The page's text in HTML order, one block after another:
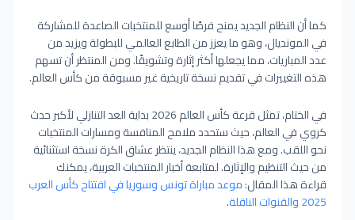
كما أن النظام الجديد يمنح فرصًا أوسع للمنتخبات الصاعدة للمشاركة
في المونديال، وهو ما يعزز من الطابع العالمي للبطولة ويزيد من
عدد المباريات، مما يجعلها أكثر إثارة وتشويقًا. ومن المنتظر أن تسهم
هذه التغييرات في تقديم نسخة تاريخية غير مسبوقة من كأس العالم.
في الختام، تمثل قرعة كأس العالم 2026 بداية العد التنازلي لأكبر حدث
كروي في العالم، حيث ستحدد ملامح المنافسة ومسارات المنتخبات
نحو اللقب. ومع هذا النظام الجديد، ينتظر عشاق الكرة نسخة استثنائية
من حيث التنظيم والإثارة. لمتابعة أخبار المنتخبات العربية، يمكنك
قراءة هذا المقال:موعد مباراة تونس وسوريا في افتتاح كأس العرب
2025 والقنوات الناقلة
.